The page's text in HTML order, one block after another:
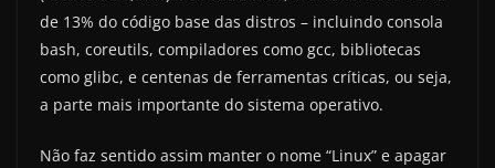
de 13% do código base das distros – incluindo consola
bash, coreutils, compiladores como gcc, bibliotecas
como glibc, e centenas de ferramentas críticas, ou seja,
a parte mais importante do sistema operativo.
Não faz sentido assim manter o nome “Linux” e apagar